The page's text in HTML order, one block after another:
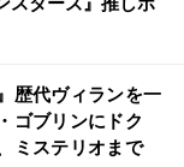
歴代ヴィランを一
ゴブリンにドク
ミステリオまで